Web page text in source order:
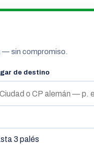
sin compromiso.
de destino